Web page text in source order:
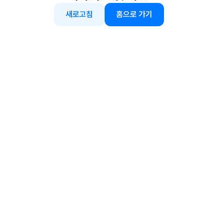
새로고침 홈으로 가기